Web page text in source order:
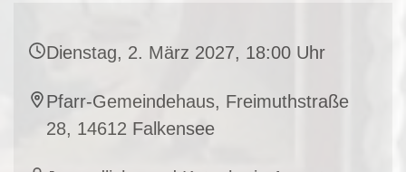
Dienstag, 2. März 2027, 18:00 Uhr
Pfarr-Gemeindehaus, Freimuthstraße
28, 14612 Falkensee